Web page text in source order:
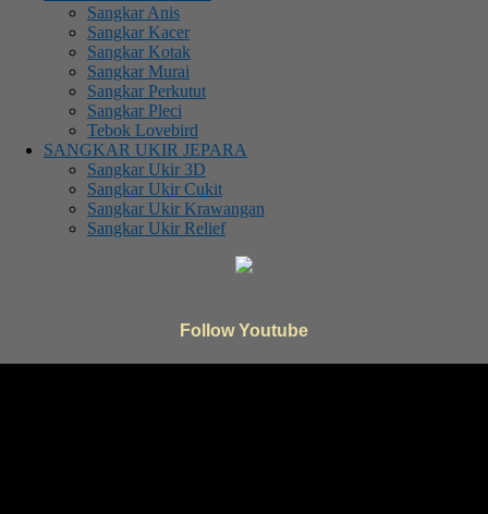
Sangkar Anis
Sangkar Kacer
Sangkar Kotak
Sangkar Murai
Sangkar Perkutut
Sangkar Pleci
Tebok Lovebird
SANGKAR UKIR JEPARA
Sangkar Ukir 3D
Sangkar Ukir Cukit
Sangkar Ukir Krawangan
Sangkar Ukir Relief
Follow Youtube